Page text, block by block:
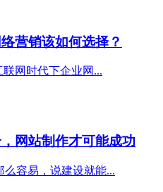
营销该如何选择？
网时代下企业网...
网站制作才可能成功
么容易，说建设就能...